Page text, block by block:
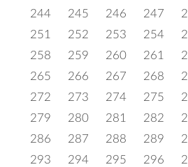
244
245 246 247
251
252 253 254
258
259 260 261
265
266 267 268
272
273 274 275
279
280 281 282
286
287 288 289
293
294 295 296